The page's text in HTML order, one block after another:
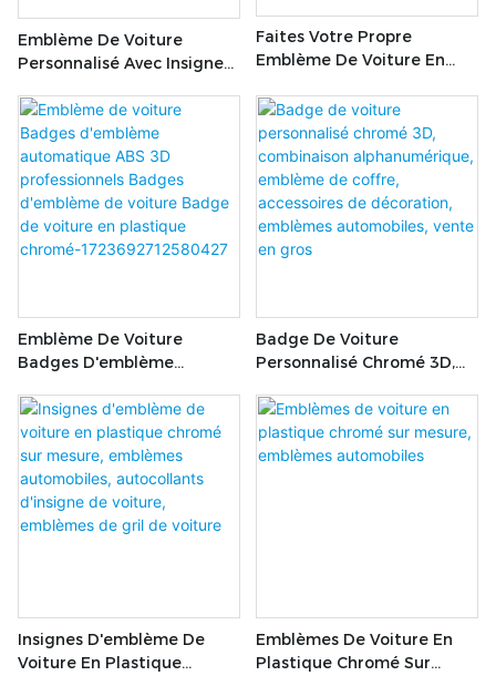
Emblème De Voiture
Personnalisé Avec Insigne
Adhésif Emblèmes
Chromés Brillants
Autocollant De Lettre En
Métal En Relief-
1724739907677347
Faites Votre Propre
Emblème De Voiture En
Mesure Logo 3D
Autocollant De Lettre
Chromé Emblème
Automatique Insignes De
Voiture-
1723693288612107
Emblème De Voiture
Badges D'emblème
Professionnels Badges
D'emblème De Voiture
Badge De Voiture En
Plastique
Chromé-172369271258042
7
Badge De Voiture
Personnalisé Chromé 3D,
Alphanumérique, Emblème
De Coffre, Accessoires De
Décoration, Emblèmes
Insignes D'emblème De
Voiture En Plastique
Emblèmes De Voiture En
Plastique Chromé Sur